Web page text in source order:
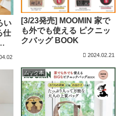
い
仕
[3/23発売] MOOMIN 家で
も外でも使える ピクニッ
クバッグ BOOK
2024.02.21
ムック本